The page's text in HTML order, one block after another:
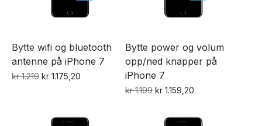
Bytte wifi og bluetooth
antenne på iPhone 7
kr1.219 Opprinnelig
kr 1.219.
kr 1.175,20 Nåværende
kr 1.175,20.
Bytte power og volum
opp/ned knapper på
iPhone 7
kr1.199 Opprinnelig
var:
kr 1.159,20
er: